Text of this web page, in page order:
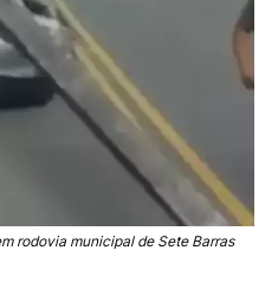
rodovia municipal de Sete Barras